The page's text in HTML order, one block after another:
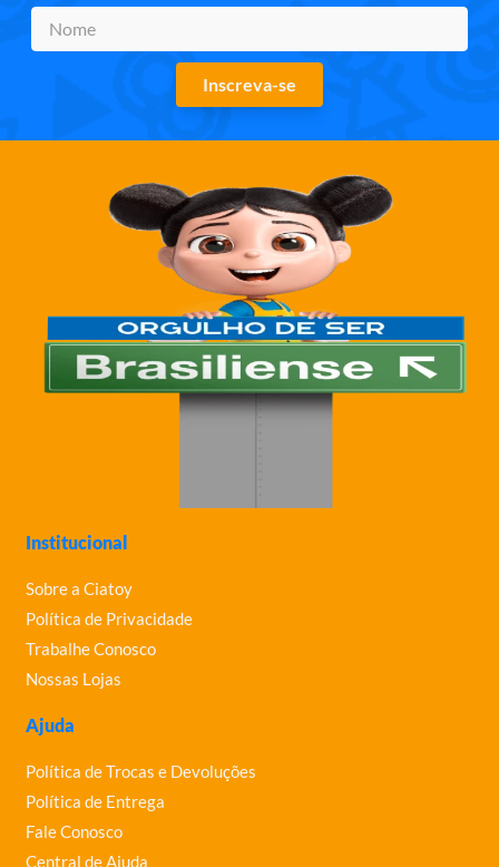
Inscreva-se
Institucional
Sobre a Ciatoy
Política de Privacidade
Trabalhe Conosco
Nossas Lojas
Ajuda
Política de Trocas e Devoluções
Política de Entrega
Fale Conosco
Central de Ajuda